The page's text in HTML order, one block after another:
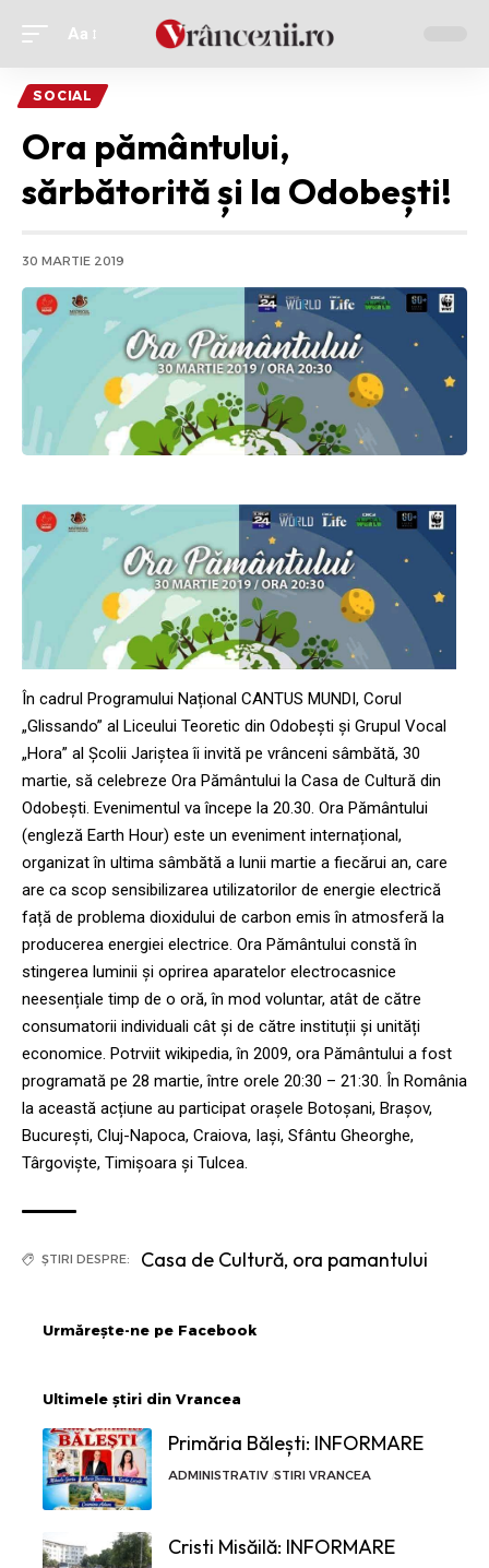
Ajustor
font
Aa
SOCIAL
Ora pământului,
sărbătorită și la Odobești!
30 MARTIE 2019
În cadrul Programului Național CANTUS MUNDI, Corul
„Glissando” al Liceului Teoretic din Odobești și Grupul Vocal
„Hora” al Școlii Jariștea îi invită pe vrânceni sâmbătă, 30
martie, să celebreze Ora Pământului la Casa de Cultură din
Odobești. Evenimentul va începe la 20.30. Ora Pământului
(engleză Earth Hour) este un eveniment internațional,
organizat în ultima sâmbătă a lunii martie a fiecărui an, care
are ca scop sensibilizarea utilizatorilor de energie electrică
față de problema dioxidului de carbon emis în atmosferă la
producerea energiei electrice. Ora Pământului constă în
stingerea luminii și oprirea aparatelor electrocasnice
neesențiale timp de o oră, în mod voluntar, atât de către
consumatorii individuali cât și de către instituții și unități
economice. Potrviit wikipedia, în 2009, ora Pământului a fost
programată pe 28 martie, între orele 20:30 – 21:30. În România
la această acțiune au participat orașele Botoșani, Brașov,
București, Cluj-Napoca, Craiova, Iași, Sfântu Gheorghe,
Târgoviște, Timișoara și Tulcea.
ȘTIRI DESPRE: Casa de Cultură, ora pamantului
Urmărește-ne pe Facebook
Ultimele știri din Vrancea
Primăria Bălești: INFORMARE
ADMINISTRATIV STIRI VRANCEA
Cristi Misăilă: INFORMARE